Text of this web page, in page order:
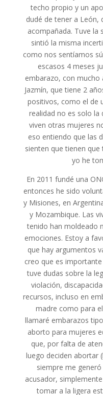
techo propio y un
dudé de tener a León,
acompañada. Tuve la
sintió la misma
como nos sentíamos
escasos 4 meses
embarazo, con
Jazmín, que tiene 2
positivos, como el de
realidad no es solo la
viven otras mujeres
eso entiendo que las
sienten que tienen
yo he
En 2011 fundé una
entonces he sido
y Misiones, en
y Mozambique. Las
tenido han moldeado
emociones. Estoy a
que hay argumentos
creo que es
tuve dudas sobre la
violación,
recursos, incluso en
madre como para
llamaré embarazos
aborto para mujeres
que, por falta de
luego deciden abortar
siempre me
acusador,
tomar a la ligera